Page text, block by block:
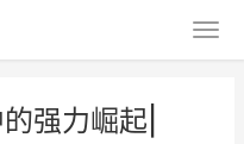
强力崛起|